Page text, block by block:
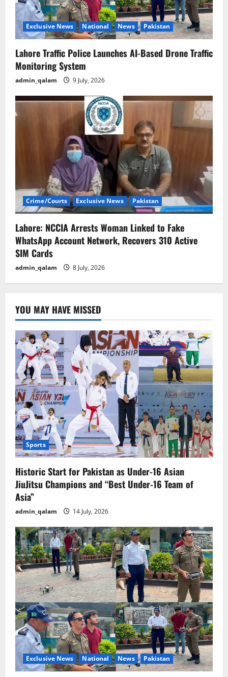
Exclusive News National News Pakistan
Lahore Traffic Police Launches AI-Based Drone Traffic
Monitoring System
admin_qalam 9 July, 2026
Crime/Courts Exclusive News Pakistan
Lahore: NCCIA Arrests Woman Linked to Fake
WhatsApp Account Network, Recovers 310 Active
SIM Cards
admin_qalam 8 July, 2026
YOU MAY HAVE MISSED
Sports
Historic Start for Pakistan as Under-16 Asian
JiuJitsu Champions and “Best Under-16 Team of
Asia”
admin_qalam 14 July, 2026
Exclusive News National News Pakistan